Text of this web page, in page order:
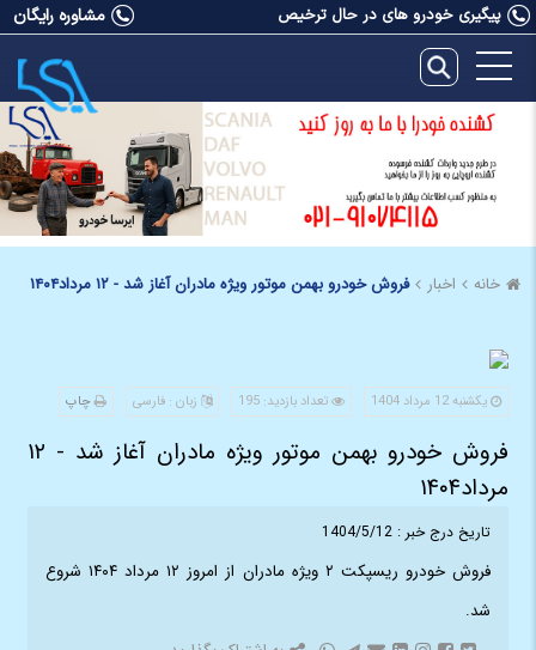
مشاوره رایگان پیگیری خودرو های در حال ترخیص
خانه اخبار فروش خودرو بهمن موتور ویژه مادران آغاز شد - ۱۲ مرداد۱۴۰۴
یکشنبه 12 مرداد 1404 تعداد بازدید: 195 زبان : فارسی چاپ
فروش خودرو بهمن موتور ویژه مادران آغاز شد - ۱۲
مرداد۱۴۰۴
تاریخ درج خبر : 1404/5/12
فروش خودرو ریسپکت ۲ ویژه مادران از امروز ۱۲ مرداد ۱۴۰۴ شروع
شد.